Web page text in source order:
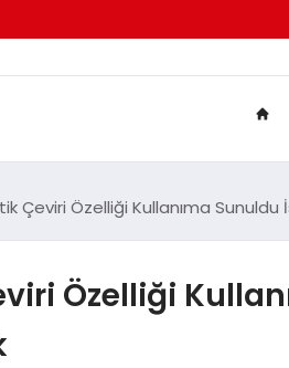
Çeviri Özelliği Kullanıma
Özelliği